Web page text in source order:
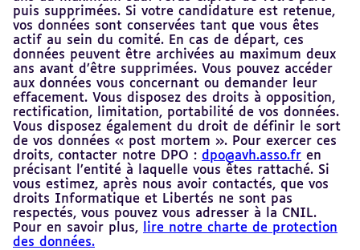
puis supprimées. Si votre candidature est retenue,
vos données sont conservées tant que vous êtes
actif au sein du comité. En cas de départ, ces
données peuvent être archivées au maximum deux
ans avant d’être supprimées. Vous pouvez accéder
aux données vous concernant ou demander leur
effacement. Vous disposez des droits à opposition,
rectification, limitation, portabilité de vos données.
Vous disposez également du droit de définir le sort
de vos données « post mortem ». Pour exercer ces
droits, contacter notre DPO : dpo@avh.asso.fr en
précisant l’entité à laquelle vous êtes rattaché. Si
vous estimez, après nous avoir contactés, que vos
droits Informatique et Libertés ne sont pas
respectés, vous pouvez vous adresser à la CNIL.
Pour en savoir plus,
lire notre charte de protection
des données.